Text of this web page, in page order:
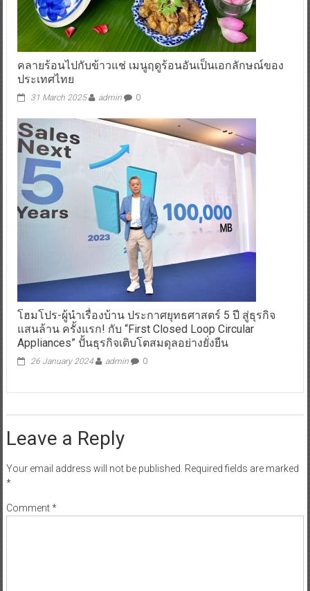
คลายร้อนไปกับข้าวแช่ เมนูฤดูร้อนอันเป็นเอกลักษณ์ของ
ประเทศไทย
31 March 2025 admin 0
โฮมโปร-ผู้นำเรื่องบ้าน ประกาศยุทธศาสตร์ 5 ปี สู่ธุรกิจ
แสนล้าน ครั้งแรก! กับ “First Closed Loop Circular
Appliances” ปั้นธุรกิจเติบโตสมดุลอย่างยั่งยืน
26 January 2024 admin 0
Leave a Reply
Your email address will not be published. Required fields are marked
*
Comment*